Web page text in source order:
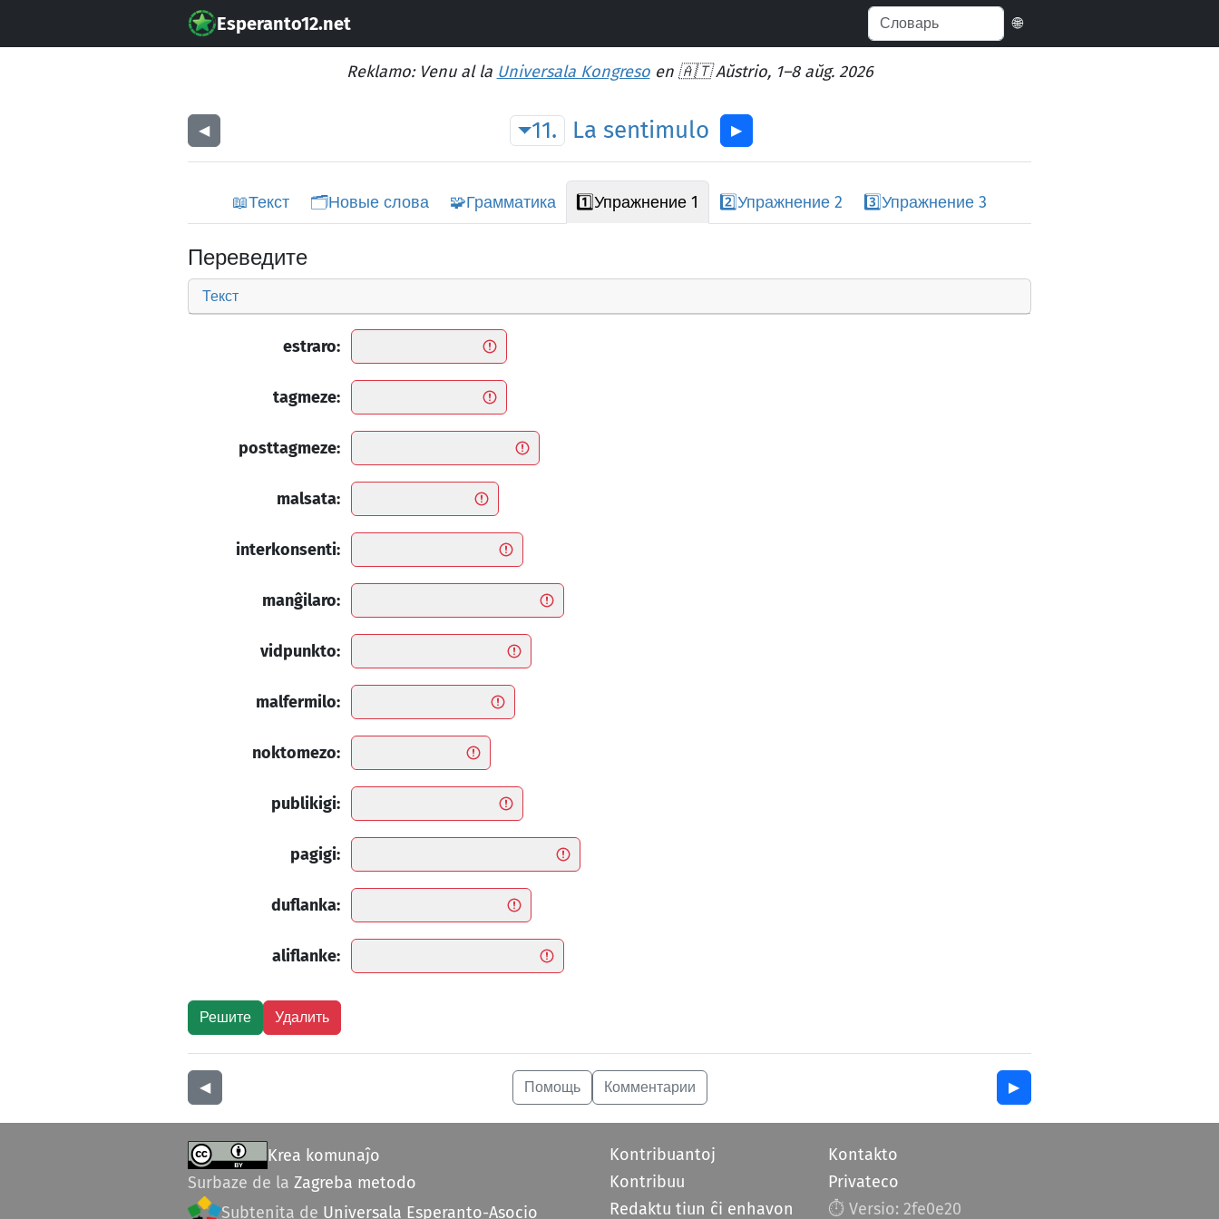
Esperanto12.net 🌐
Reklamo: Venu al la Universala Kongresoen 🇦🇹 Aŭstrio, 1–8 aŭg. 2026
◀︎ 11. La sentimulo ▶︎
📖Текст 🗂️Новые слова 🧩Грамматика 1️⃣Упражнение 1 2️⃣Упражнение 2 3️⃣Упражнение 3
Переведите
Текст
estraro:
tagmeze:
posttagmeze:
malsata:
interkonsenti:
manĝilaro:
vidpunkto:
malfermilo:
noktomezo:
publikigi:
pagigi:
duflanka:
aliflanke:
◀︎ Помощь Комментарии ▶︎
Krea komunaĵo
Surbaze de la Zagreba metodo
Subtenita de Universala Esperanto-Asocio
Kontribuantoj
Kontribuu
Redaktu tiun ĉi enhavon
Kontakto
Privateco
⏱︎ Versio: 2fe0e20